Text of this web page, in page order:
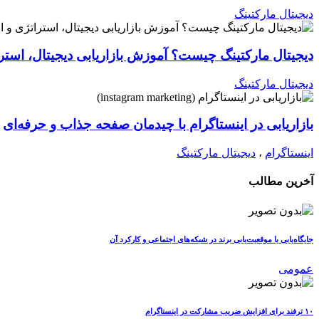
دیجیتال مارکتینگ
دیجیتال مارکتینگ چیست؟ آموزش بازاریابی دیجیتال،
دیجیتال مارکتینگ
بازاریابی در اینستاگرام با چیدمان صفحه جذاب و حرفه‌ای
اینستاگرام ، دیجیتال مارکتینگ
آخرین مطالب
جایگاه‌یابی یا موقعیت‌یابی برند در شبکه‌های اجتماعی و کارکرد آن
عمومی
۱۰ ترفند برای افزایش ضریب مشارکت در اینستاگرام